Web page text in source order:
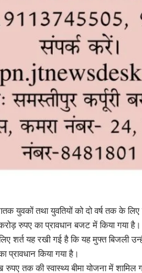
युवकों तथा युवतियों को दो वर्ष तक के
रुपए का प्रावधान बजट में किया गया
यह रखी गई है कि यह मुफ्त बिजली उन्हीं
किया गया है।
तक की स्वास्थ्य बीमा योजना में शामिल